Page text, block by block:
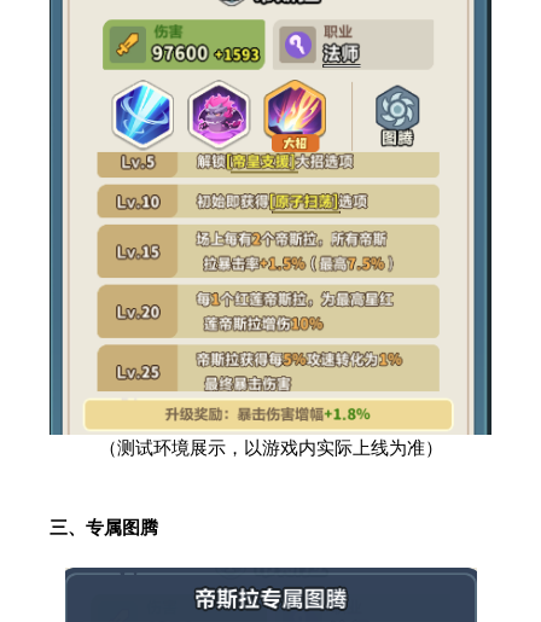
（测试环境展示，以游戏内实际上线为准）
三、专属图腾